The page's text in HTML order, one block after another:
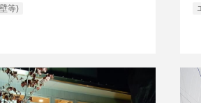
等)